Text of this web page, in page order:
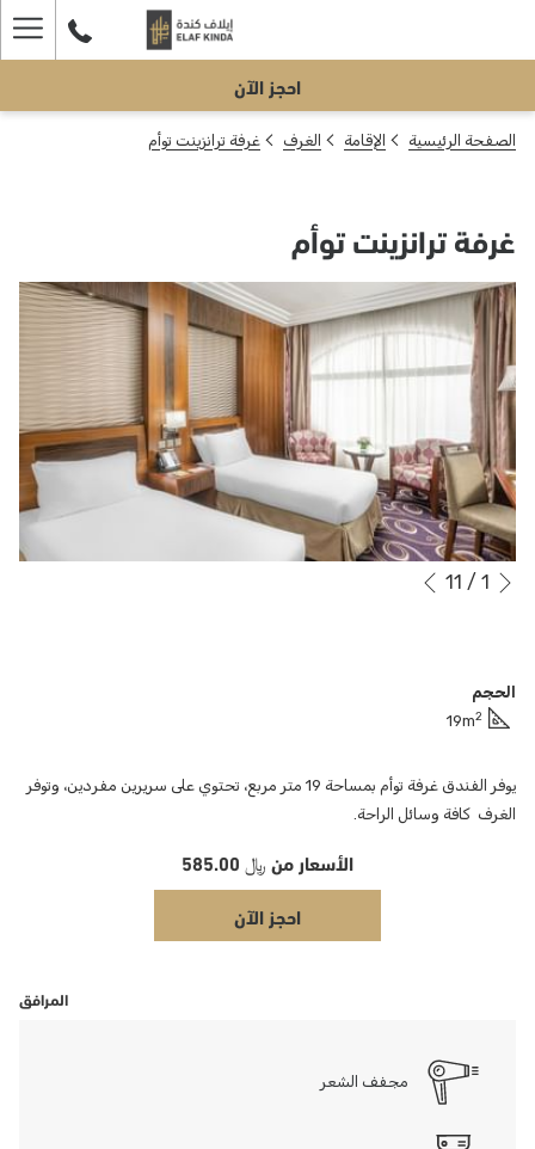
احجز الآن
الصفحة الرئيسية الإقامة الغرف غرفة ترانزينت توأم
غرفة ترانزينت توأم
أزرار
الشرائح
سيؤدي
التالية
إلى
المحتوى
أعلاه
السابق
1
/
11 التالي
الحجم
19m2
يوفر الفندق غرفة توأم بمساحة 19 متر مربع، تحتوي على سريرين مفردين، وتوفر
الغرف كافة وسائل الراحة.
الأسعار من﷼ 585.00
احجز الآن
المرافق
مجفف الشعر